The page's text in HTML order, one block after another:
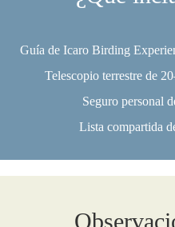
Guía de Icaro Birding
Telescopio terrestre de
Seguro personal
Lista compartida